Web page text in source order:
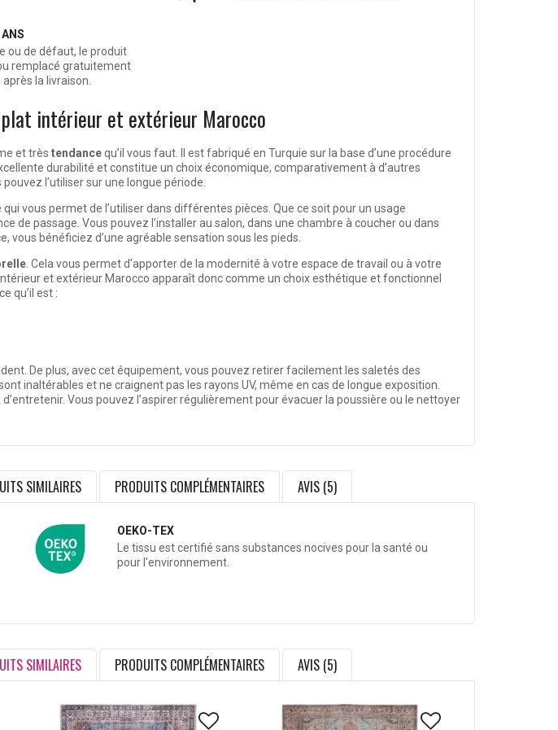
ou de défaut, le produit
remplacé gratuitement
après la livraison.
intérieur et extérieur Marocco
et très tendancequ’il vous faut. Il est fabriqué en Turquie sur la base d’une procédure
durabilité et constitue un choix économique, comparativement à d’autres
l’utiliser sur une longue période.
vous permet de l’utiliser dans différentes pièces. Que ce soit pour un usage
de passage. Vous pouvez l’installer au salon, dans une chambre à coucher ou dans
vous bénéficiez d’une agréable sensation sous les pieds.
. Cela vous permet d’apporter de la modernité à votre espace de travail ou à votre
et extérieur Marocco apparaît donc comme un choix esthétique et fonctionnel
qu’il est :
De plus, avec cet équipement, vous pouvez retirer facilement les saletés des
inaltérables et ne craignent pas les rayons UV, même en cas de longue exposition.
. Vous pouvez l’aspirer régulièrement pour évacuer la poussière ou le nettoyer
SIMILAIRES PRODUITS COMPLÉMENTAIRES AVIS (5)
OEKO-TEX
Le tissu est certifié sans substances nocives pour la santé ou
pour l'environnement.
SIMILAIRES PRODUITS COMPLÉMENTAIRES AVIS (5)